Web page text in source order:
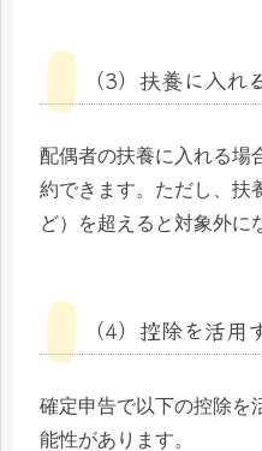
（3）扶養に入れ
配偶者の扶養に入れる場
約できます。ただし、扶
ど）を超えると対象外に
（4）控除を活用
確定申告で以下の控除を
能性があります。